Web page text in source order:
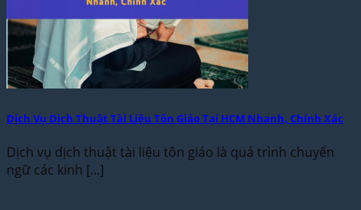
Dịch Vụ Dịch Thuật Tài Liệu Tôn Giáo Tại HCM Nhanh, Chính Xác
Dịch vụ dịch thuật tài liệu tôn giáo là quá trình chuyển
ngữ các kinh [...]